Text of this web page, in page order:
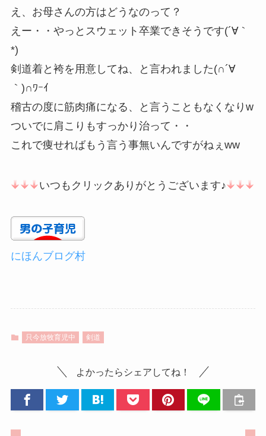
え、お母さんの方はどうなのって？
えー・・やっとスウェット卒業できそうです(´∀｀
*)
剣道着と袴を用意してね、と言われました(∩´∀
｀)∩ﾜｰｲ
稽古の度に筋肉痛になる、と言うこともなくなりw
ついでに肩こりもすっかり治って・・
これで痩せればもう言う事無いんですがねぇww
いつもクリックありがとうございます♪
にほんブログ村
只今放牧育児中 剣道
よかったらシェアしてね！